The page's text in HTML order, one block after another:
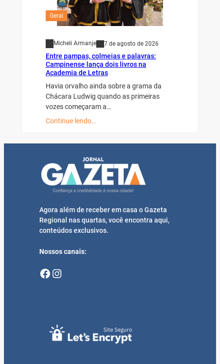
Geral
Micheli Armanje 7 de agosto de 2026
Entre pampas, colmeias e palavras:
Campinense lança dois livros na
Academia de Letras
Havia orvalho ainda sobre a grama da
Chácara Ludwig quando as primeiras
vozes começaram a…
Continue lendo…
Agora além de receber em casa o Gazeta
Regional nas quartas, você encontra aqui,
conteúdos exclusivos.
Nossos canais:
Facebook Instagram